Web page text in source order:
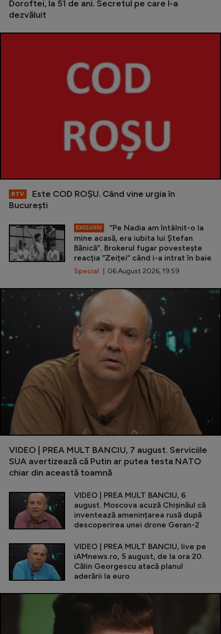
Doroftei, la 51 de ani. Secretul pe care l-a
dezvăluit
RTV
Este COD ROŞU. Când vine urgia în
Bucureşti
EXCLUSIV
”Pe Nadia am întâlnit-o la
mine acasă, era iubita lui Ștefan
Bănică”. Brokerul fugar povestește
reacția ”Zeiței” când i-a intrat în baie
Special | 06 August 2026, 19:59
VIDEO | PREA MULT BANCIU, 7 august. Serviciile
SUA avertizează că Putin ar putea testa NATO
chiar din această toamnă
VIDEO | PREA MULT BANCIU, 6
august. Moscova acuză Chișinăul că
inventează amenințarea rusă după
descoperirea unei drone Geran-2
VIDEO | PREA MULT BANCIU, live pe
iAMnews.ro, 5 august, de la ora 20.
Călin Georgescu atacă planul
aderării la euro